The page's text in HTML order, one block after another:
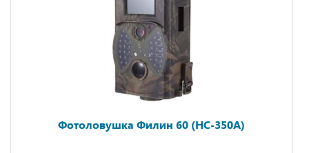
Фотоловушка Филин 60 (HC-350A)